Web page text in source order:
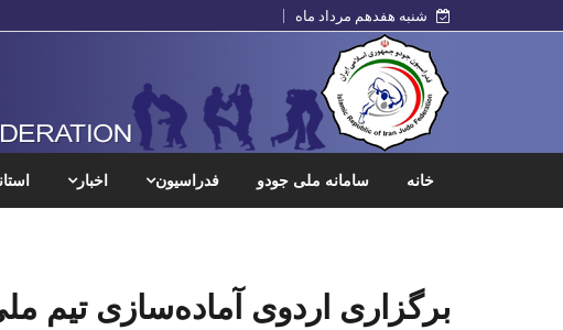
شنبه هفدهم مرداد ماه
خانه سامانه ملی جودو فدراسیون اخبار
برگزاری اردوی آماده‌سازی تیم